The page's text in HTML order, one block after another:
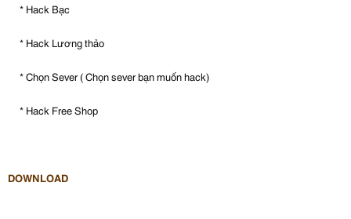
* Hack Bạc
* Hack Lương thảo
* Chọn Sever ( Chọn sever bạn muốn hack)
* Hack Free Shop
DOWNLOAD